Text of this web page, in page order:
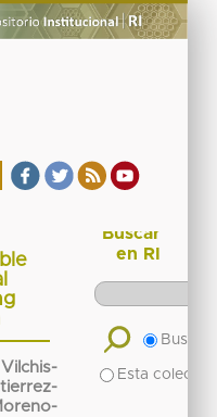
Vilchis-
Buscar
en RI
Buscar
Esta